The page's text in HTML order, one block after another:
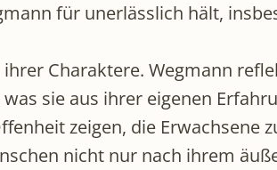
für unerlässlich hält,
Charaktere. Wegmann
sie aus ihrer eigenen
zeigen, die Erwachsene
nicht nur nach ihrem